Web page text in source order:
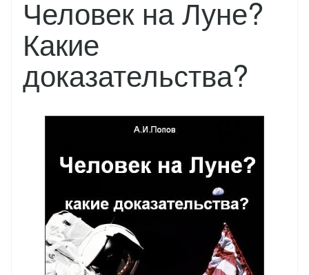
Человек на Луне?
Какие
доказательства?